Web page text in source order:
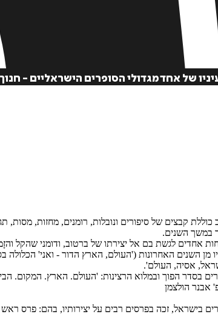
של אחד מגדולי הסופרים הישראליים -
קבצים של סיפורים ונובלות, רומנים, מחזות, מסות,
במשך השנים.
אחדים לגשת בם אל יצירתו של ברטוב, ודומני שהקל
מן השנים האחרונות ('העולם, הארץ הדור - ואני'
בסדר הפוך ובמלוא הרצינות: 'העולם. הארץ. המקום.
אבנר הולצמן
בישראל, זכה בפרסים רבים על יצירותיו, בהם: פרס